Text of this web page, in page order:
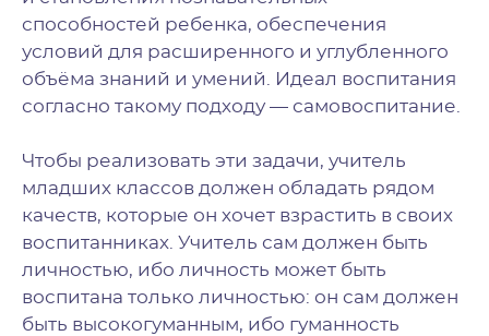
способностей ребенка, обеспечения
условий для расширенного и углубленного
объёма знаний и умений. Идеал воспитания
согласно такому подходу — самовоспитание.
Чтобы реализовать эти задачи, учитель
младших классов должен обладать рядом
качеств, которые он хочет взрастить в своих
воспитанниках. Учитель сам должен быть
личностью, ибо личность может быть
воспитана только личностью: он сам должен
быть высокогуманным, ибо гуманность